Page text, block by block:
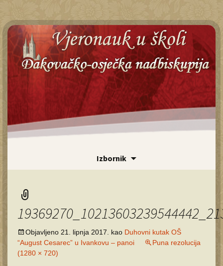
Izbornik
Objavljeno 21. lipnja 2017. kao Duhovni kutak OŠ
“August Cesarec” u Ivankovu – panoi
Puna rezolucija
(1280 × 720)